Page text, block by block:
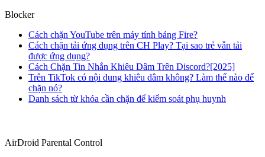
Blocker
Cách chặn YouTube trên máy tính bảng Fire?
Cách chặn tải ứng dụng trên CH Play? Tại sao trẻ vẫn tải
được ứng dụng?
Cách Chặn Tin Nhắn Khiêu Dâm Trên Discord?[2025]
Trên TikTok có nội dung khiêu dâm không? Làm thế nào để
chặn nó?
Danh sách từ khóa cần chặn để kiểm soát phụ huynh
AirDroid Parental Control